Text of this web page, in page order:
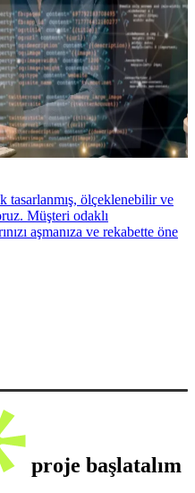
tasarlanmış, ölçeklenebilir ve
Müşteri odaklı
aşmanıza ve rekabette öne
proje başlatalım